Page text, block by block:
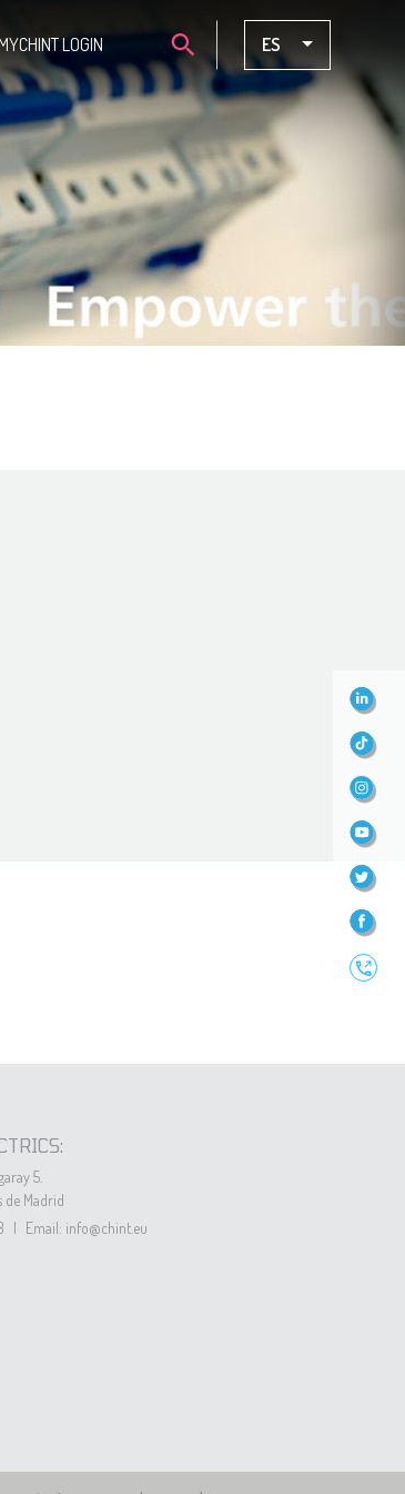
LOGIN ES
LinkedIn
TikTok
YouTube
Twitter
5.
de Madrid
| Email: info@chint.eu